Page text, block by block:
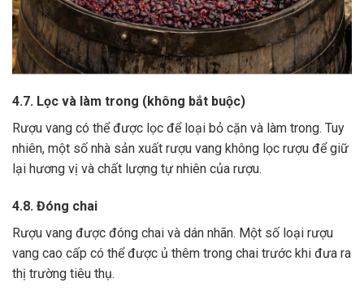
4.7. Lọc và làm trong (không bắt buộc)
Rượu vang có thể được lọc để loại bỏ cặn và làm trong. Tuy
nhiên, một số nhà sản xuất rượu vang không lọc rượu để giữ
lại hương vị và chất lượng tự nhiên của rượu.
4.8. Đóng chai
Rượu vang được đóng chai và dán nhãn. Một số loại rượu
vang cao cấp có thể được ủ thêm trong chai trước khi đưa ra
thị trường tiêu thụ.